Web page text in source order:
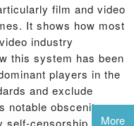
film and video
It shows how most
industry
this system has been
players in the
and exclude
notable obscenity
self-censorship bodies
More